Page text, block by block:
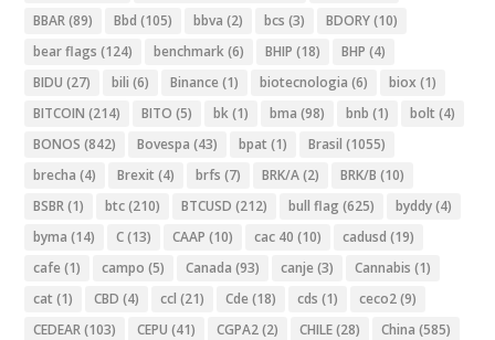
BBAR(89) Bbd (105) bbva (2) bcs (3) BDORY(10)
bear flags (124) benchmark(6) BHIP (18) BHP (4)
BIDU (27) bili (6) Binance (1) biotecnologia (6) biox (1)
BITCOIN (214) BITO (5) bk(1) bma (98) bnb (1) bolt (4)
BONOS (842) Bovespa (43) bpat (1) Brasil (1055)
brecha (4) Brexit (4) brfs (7) BRK/A(2) BRK/B (10)
BSBR(1) btc(210) BTCUSD (212) bull flag (625) byddy(4)
byma (14) C(13) CAAP (10) cac 40 (10) cadusd (19)
cafe (1) campo (5) Canada (93) canje (3) Cannabis (1)
cat (1) CBD (4) ccl (21) Cde (18) cds (1) ceco2(9)
CEDEAR(103) CEPU (41) CGPA2(2) CHILE(28) China (585)